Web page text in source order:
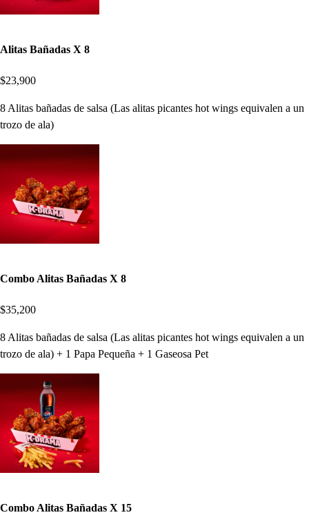
Alitas Bañadas X 8
$23,900
8 Alitas bañadas de salsa (Las alitas picantes hot wings equivalen a un
trozo de ala)
Combo Alitas Bañadas X 8
$35,200
8 Alitas bañadas de salsa (Las alitas picantes hot wings equivalen a un
trozo de ala) + 1 Papa Pequeña + 1 Gaseosa Pet
Combo Alitas Bañadas X 15